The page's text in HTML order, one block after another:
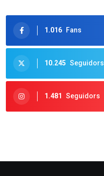
1.016 Fans
10.245 Seguidors
1.481 Seguidors